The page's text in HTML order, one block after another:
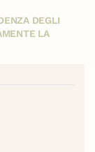
DEGLI
LA